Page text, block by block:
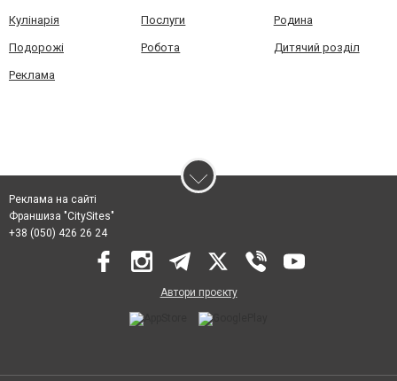
Кулінарія Послуги Родина
Подорожі Робота Дитячий розділ
Реклама
Реклама на сайті
Франшиза "CitySites"
+38 (050) 426 26 24
Автори проєкту